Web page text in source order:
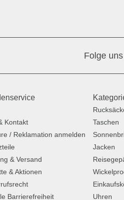
Folge uns
Kontakt
/ Reklamation anmelden
& Versand
& Aktionen
Barrierefreiheit
Taschen
Jacken
Uhren